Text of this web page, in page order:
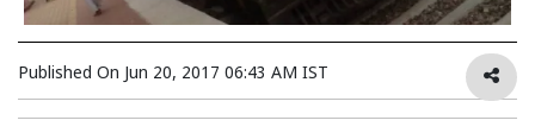
Published On Jun 20, 2017 06:43 AM IST